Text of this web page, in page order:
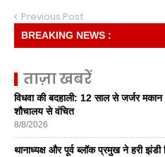
Previous Post
BREAKING NEWS :
ताज़ा खबरें
विधवा की बदहाली: 12 साल से जर्जर
शौचालय से वंचित
8/8/2026
थानाध्यक्ष और पूर्व ब्लॉक प्रमुख ने हरी झंडी